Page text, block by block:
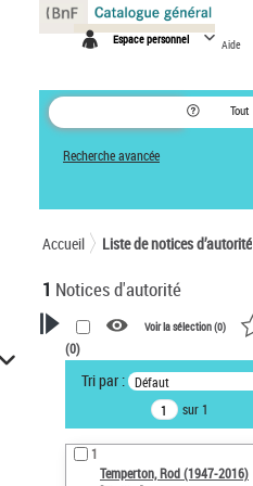
Espace personnel Aide
Tout
Recherche avancée
Accueil Liste de notices d’autorité
1 Notices d'autorité
VOTRE RECHERCHE
Recherche avancée dans les
notices d’autorité
Œuvres liées à l'auteur :
Temperton, Rod (1947-2016)
Voir la sélection (0)
(0)
Tri par : Défaut
sur 1
1
Temperton, Rod (1947-2016)
Panneau de gestion des cookies